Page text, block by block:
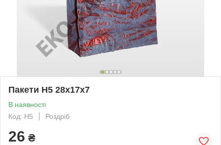
Пакети Н5 28х17х7
В наявності
Код: Н5
Роздріб
26 ₴